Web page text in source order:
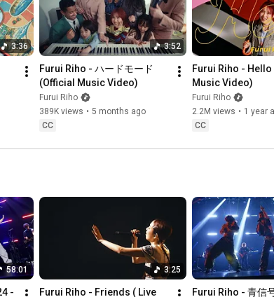
【Billboard Live
2026.9.13 (Sun)
1st Stage OPEN
2nd Stage
https://
【Billboard Live
2026.9.26 (Sat)
2nd Stage
■CREDITS
Lyrics：Furui
Music：Furui
Arrangement：
Bass：KOBY SHY
3:36 3:52
Furui Riho - ハードモード
(Official Music Video)
Furui Riho
389K views • 5 months ago
CC
Furui Riho - Hello
Music Video)
Furui Riho
2.2M views • 1 year
CC
58:01
-
3:25
Furui Riho - Friends ( Live
Furui Riho - 青信